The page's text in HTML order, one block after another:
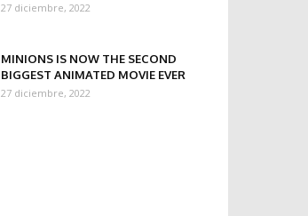
27 diciembre, 2022
MINIONS IS NOW THE SECOND
BIGGEST ANIMATED MOVIE EVER
27 diciembre, 2022